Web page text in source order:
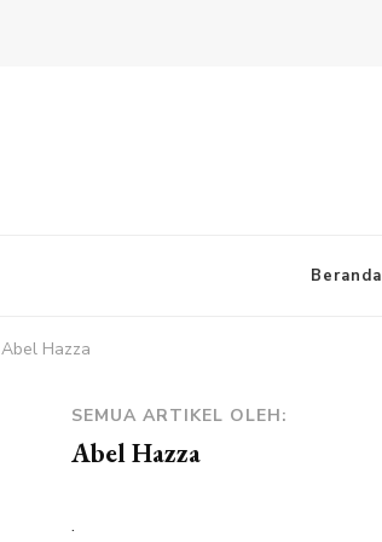
Beranda
Abel Hazza
SEMUA ARTIKEL OLEH:
Abel Hazza
.